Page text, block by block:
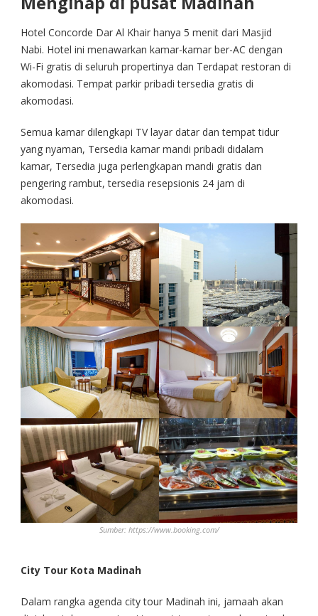
Hotel Concorde Dar Al Khair hanya 5 menit dari Masjid
Nabi. Hotel ini menawarkan kamar-kamar ber-AC dengan
Wi-Fi gratis di seluruh propertinya dan Terdapat restoran di
akomodasi. Tempat parkir pribadi tersedia gratis di
akomodasi.
Semua kamar dilengkapi TV layar datar dan tempat tidur
yang nyaman, Tersedia kamar mandi pribadi didalam
kamar, Tersedia juga perlengkapan mandi gratis dan
pengering rambut, tersedia resepsionis 24 jam di
akomodasi.
Sumber: https://www.booking.com/
City Tour Kota Madinah
Dalam rangka agenda city tour Madinah ini, jamaah akan